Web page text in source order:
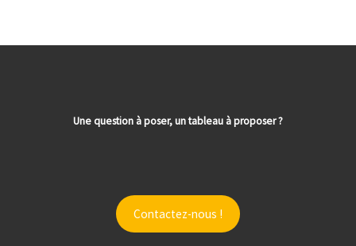
Une question à poser, un tableau à proposer ?
Contactez-nous !